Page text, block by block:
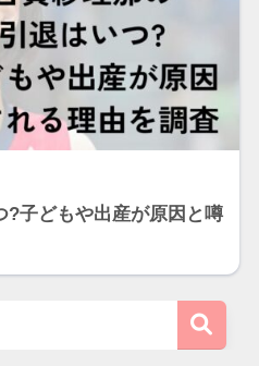
?子どもや出産が原因と噂